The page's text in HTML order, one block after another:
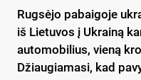
Rugsėjo pabaigoje
iš Lietuvos į Ukrainą
automobilius, vieną
Džiaugiamasi, kad